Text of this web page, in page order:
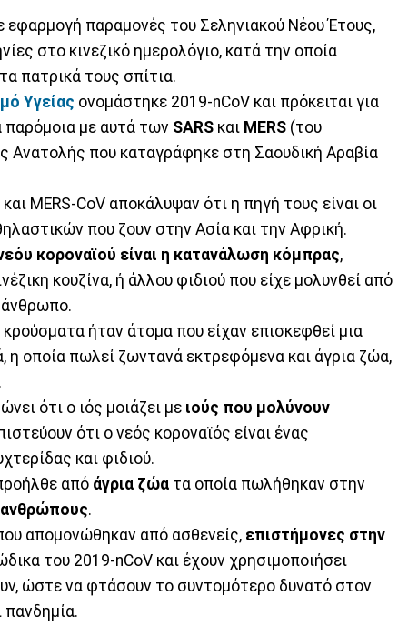
εφαρμογή παραμονές του Σεληνιακού Νέου Έτους,
στο κινεζικό ημερολόγιο, κατά την οποία
πατρικά τους σπίτια.
Υγείας ονομάστηκε 2019-nCoV και πρόκειται για
με αυτά των SARS και MERS (του
Ανατολής που καταγράφηκε στη Σαουδική Αραβία
MERS-CoV αποκάλυψαν ότι η πηγή τους είναι οι
που ζουν στην Ασία και την Αφρική.
κοροναϊού είναι η κατανάλωση κόμπρας,
κουζίνα, ή άλλου φιδιού που είχε μολυνθεί από
άνθρωπο.
ήταν άτομα που είχαν επισκεφθεί μια
οποία πωλεί ζωντανά εκτρεφόμενα και άγρια ​​ζώα,
ότι ο ιός μοιάζει με ιούς που μολύνουν
ότι ο νεός κοροναϊός είναι ένας
και φιδιού.
από άγρια ζώα τα οποία πωλήθηκαν στην
ανθρώπους.
απομονώθηκαν από ασθενείς, επιστήμονες στην
του 2019-nCoV και έχουν χρησιμοποιήσει
ώστε να φτάσουν το συντομότερο δυνατό στον
πανδημία.